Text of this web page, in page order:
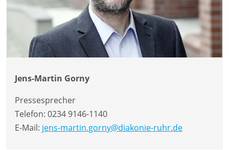
Jens-Martin Gorny
Pressesprecher
Telefon: 0234 9146-1140
E-Mail: jens-martin.gorny@diakonie-ruhr.de